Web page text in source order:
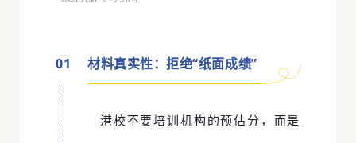
01 材料真实性：拒绝“纸面成绩”
港校不要培训机构的预估分，而是